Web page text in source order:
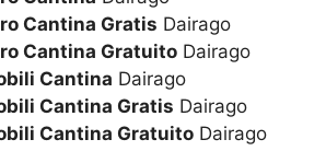
Cantina Gratis Dairago
Cantina Gratuito Dairago
Cantina Dairago
Cantina Gratis Dairago
Cantina Gratuito Dairago